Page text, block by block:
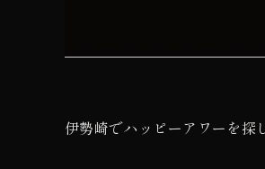
伊勢崎でハッピーアワーを探